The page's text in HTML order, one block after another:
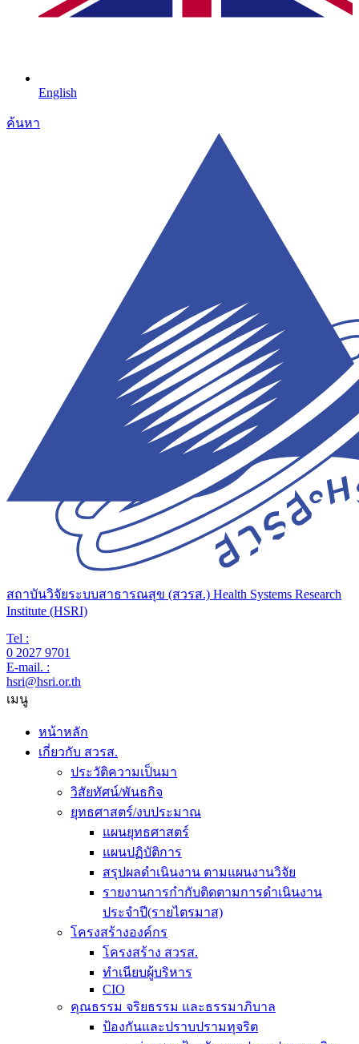
English
ค้นหา
สถาบันวิจัยระบบสาธารณสุข (สวรส.) Health Systems Research
Institute (HSRI)
Tel :
0 2027 9701
E-mail. :
hsri@hsri.or.th
เมนู
หน้าหลัก
เกี่ยวกับ สวรส.
ประวัติความเป็นมา
วิสัยทัศน์/พันธกิจ
ยุทธศาสตร์/งบประมาณ
แผนยุทธศาสตร์
แผนปฏิบัติการ
สรุปผลดำเนินงาน ตามแผนงานวิจัย
รายงานการกำกับติดตามการดำเนินงาน
ประจำปี(รายไตรมาส)
โครงสร้างองค์กร
โครงสร้าง สวรส.
ทำเนียบผู้บริหาร
CIO
คุณธรรม จริยธรรม และธรรมาภิบาล
ป้องกันและปราบปรามทุจริต